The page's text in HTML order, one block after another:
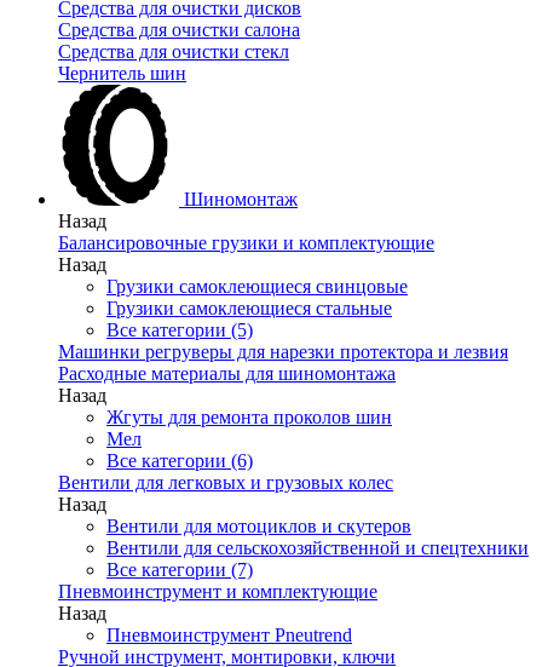
Средства для очистки дисков
Средства для очистки салона
Средства для очистки стекл
Чернитель шин
Шиномонтаж
Назад
Балансировочные грузики и комплектующие
Назад
Грузики самоклеющиеся свинцовые
Грузики самоклеющиеся стальные
Все категории (5)
Машинки регруверы для нарезки протектора и лезвия
Расходные материалы для шиномонтажа
Назад
Жгуты для ремонта проколов шин
Мел
Все категории (6)
Вентили для легковых и грузовых колес
Назад
Вентили для мотоциклов и скутеров
Вентили для сельскохозяйственной и спецтехники
Все категории (7)
Пневмоинструмент и комплектующие
Назад
Пневмоинструмент Pneutrend
Ручной инструмент, монтировки, ключи